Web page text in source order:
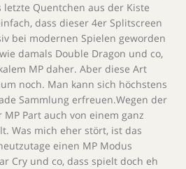
Quentchen aus der Kiste
dass dieser 4er Splitscreen
bei modernen Spielen geworden
damals Double Dragon und co,
MP daher. Aber diese Art
noch. Man kann sich höchstens
Sammlung erfreuen.Wegen der
Part auch von einem ganz
Was mich eher stört, ist das
einen MP Modus
Cry und co, dass spielt doch eh